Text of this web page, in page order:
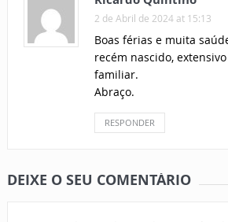
2 de Abril de 2024 at 15:13
Boas férias e muita
recém nascido,
familiar.
Abraço.
RESPONDER
DEIXE O SEU COMENTÁRIO